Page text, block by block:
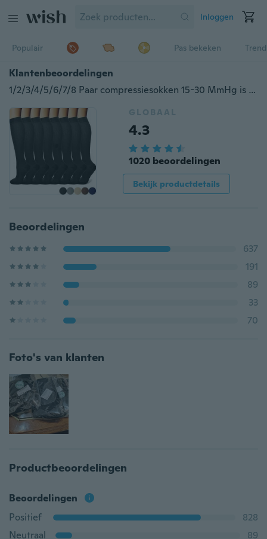
Inloggen
Populair Pas bekeken
Klantenbeoordelingen
1/2/3/4/5/6/7/8 Paar compressiesokken 15-30 MmHg is het beste atletisch en medisch voor mannen en vrouwen die vluchtreizen uitvoeren Verpleegkundige
GLOBAAL
4.3
1020 beoordelingen
Bekijk productdetails
Beoordelingen
637
191
89
33
70
Foto's van klanten
Productbeoordelingen
Beoordelingen
Positief
828
Neutraal
89